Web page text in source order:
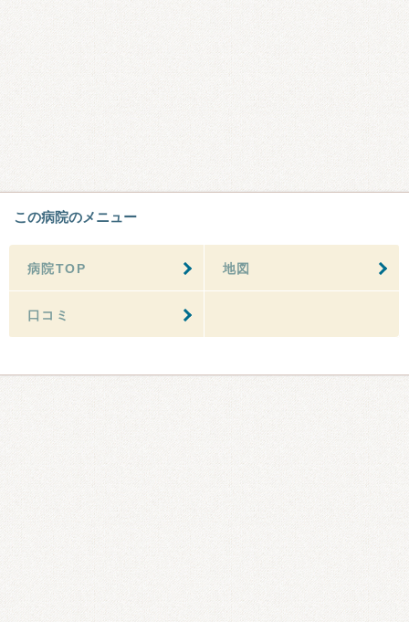
この病院のメニュー
病院TOP 地図
口コミ